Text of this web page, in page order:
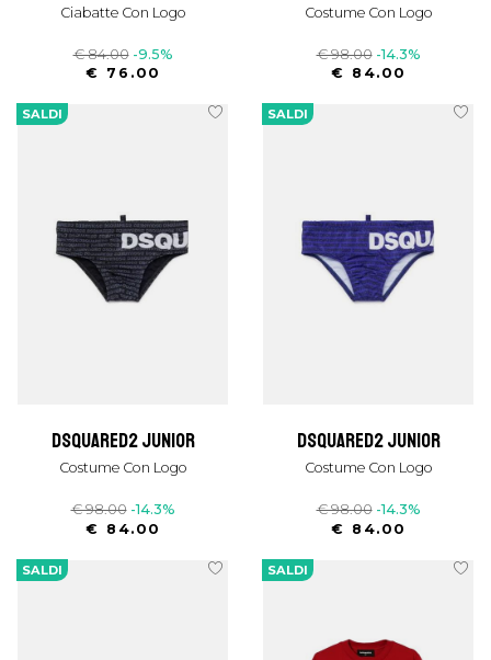
Ciabatte Con Logo
€ 84.00 -9.5%
€ 76.00
Costume Con Logo
€ 98.00 -14.3%
€ 84.00
SALDI
dsquared2 junior
Costume Con Logo
€ 98.00 -14.3%
€ 84.00
SALDI
dsquared2 junior
Costume Con Logo
€ 98.00 -14.3%
€ 84.00
SALDI SALDI